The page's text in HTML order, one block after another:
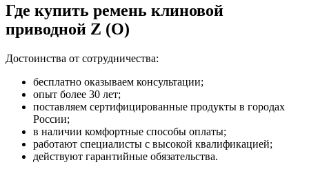
Где купить ремень клиновой
приводной Z (O)
Достоинства от сотрудничества:
бесплатно оказываем консультации;
опыт более 30 лет;
поставляем сертифицированные продукты в городах
России;
в наличии комфортные способы оплаты;
работают специалисты с высокой квалификацией;
действуют гарантийные обязательства.